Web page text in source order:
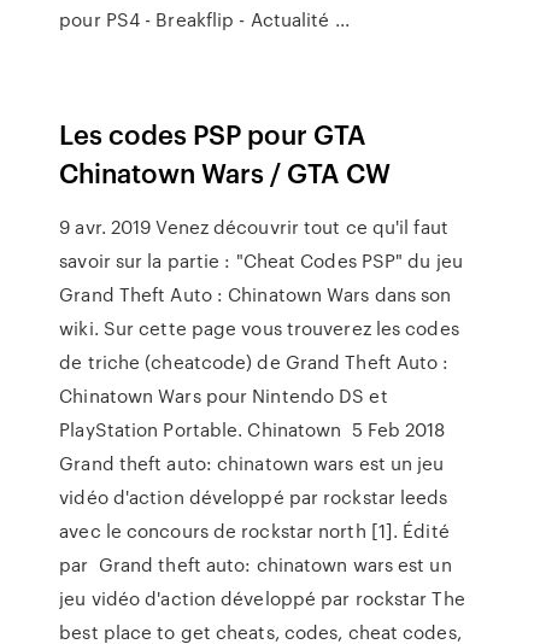
pour PS4 - Breakflip - Actualité ...
Les codes PSP pour GTA
Chinatown Wars / GTA CW
9 avr. 2019 Venez découvrir tout ce qu'il faut
savoir sur la partie : "Cheat Codes PSP" du jeu
Grand Theft Auto : Chinatown Wars dans son
wiki. Sur cette page vous trouverez les codes
de triche (cheatcode) de Grand Theft Auto :
Chinatown Wars pour Nintendo DS et
PlayStation Portable. Chinatown 5 Feb 2018
Grand theft auto: chinatown wars est un jeu
vidéo d'action développé par rockstar leeds
avec le concours de rockstar north [1]. Édité
par Grand theft auto: chinatown wars est un
jeu vidéo d'action développé par rockstar The
best place to get cheats, codes, cheat codes,